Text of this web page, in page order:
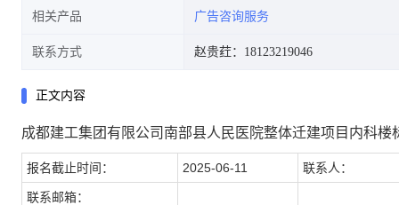
相关产品 广告咨询服务
联系方式 赵贵荭：18123219046
正文内容
成都建工集团有限公司南部县人民医院整体迁建项目内科楼
报名截止时间： 2025-06-11 联系人：
联系邮箱：